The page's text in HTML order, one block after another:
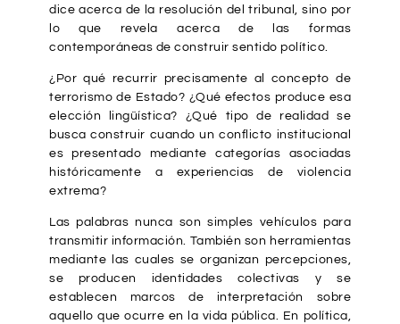
dice acerca de la resolución del tribunal, sino por
lo que revela acerca de las formas
contemporáneas de construir sentido político.
¿Por qué recurrir precisamente al concepto de
terrorismo de Estado? ¿Qué efectos produce esa
elección lingüística? ¿Qué tipo de realidad se
busca construir cuando un conflicto institucional
es presentado mediante categorías asociadas
históricamente a experiencias de violencia
extrema?
Las palabras nunca son simples vehículos para
transmitir información. También son herramientas
mediante las cuales se organizan percepciones,
se producen identidades colectivas y se
establecen marcos de interpretación sobre
aquello que ocurre en la vida pública. En política,